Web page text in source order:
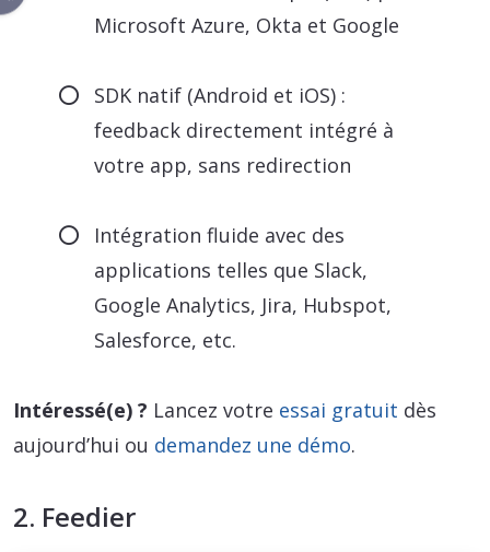
Microsoft Azure, Okta et Google
SDK natif (Android et iOS) :
feedback directement intégré à
votre app, sans redirection
Intégration fluide avec des
applications telles que Slack,
Google Analytics, Jira, Hubspot,
Salesforce, etc.
Intéressé(e) ? Lancez votre essai gratuit dès
aujourd’hui ou demandez une démo.
2. Feedier